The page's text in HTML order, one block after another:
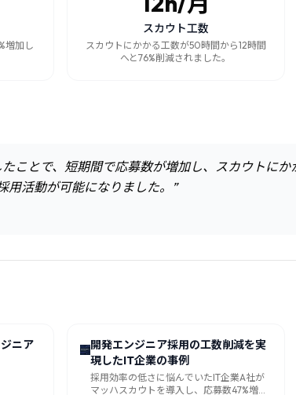
増加し
スカウト工数
スカウトにかかる工数が50時間から12時間
へと76%削減されました。
ことで、短期間で応募数が増加し、スカウトに
活動が可能になりました。
”
ニア
開発エンジニア採用の工数削減を実
現したIT企業の事例
採用効率の低さに悩んでいたIT企業A社が
マッハスカウトを導入し、応募数47%増加